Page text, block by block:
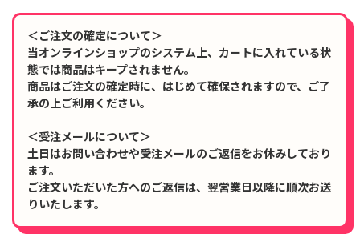
＜ご注文の確定について＞
当オンラインショップのシステム上、カートに入れている状
態では商品はキープされません。
商品はご注文の確定時に、はじめて確保されますので、ご了
承の上ご利用ください。
＜受注メールについて＞
土日はお問い合わせや受注メールのご返信をお休みしており
ます。
ご注文いただいた方へのご返信は、翌営業日以降に順次お送
りいたします。